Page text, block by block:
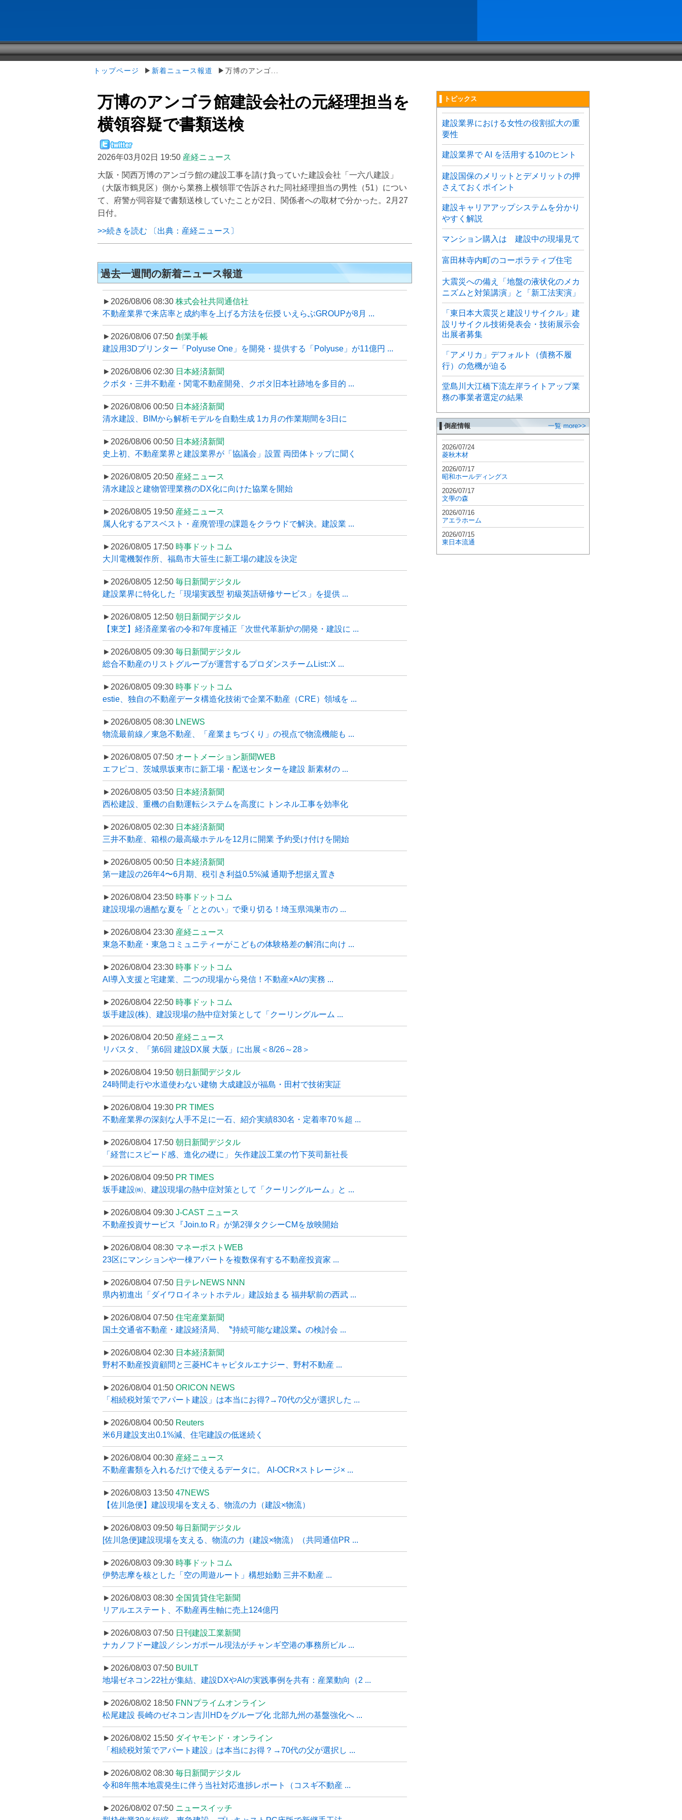
トップページ ▶ 新着ニュース報道 ▶万博のアンゴ...
万博のアンゴラ館建設会社の元経理担当を
横領容疑で書類送検
2026年03月02日 19:50 産経ニュース
大阪・関西万博のアンゴラ館の建設工事を請け負っていた建設会社「一六八建設」
（大阪市鶴見区）側から業務上横領罪で告訴された同社経理担当の男性（51）につい
て、府警が同容疑で書類送検していたことが2日、関係者への取材で分かった。2月27
日付。
>>続きを読む 〔出典：産経ニュース〕
過去一週間の新着ニュース報道
►2026/08/06 08:30 株式会社共同通信社
不動産業界で来店率と成約率を上げる方法を伝授 いえらぶGROUPが8月 ...
►2026/08/06 07:50 創業手帳
建設用3Dプリンター「Polyuse One」を開発・提供する「Polyuse」が11億円 ...
►2026/08/06 02:30 日本経済新聞
クボタ・三井不動産・関電不動産開発、クボタ旧本社跡地を多目的 ...
►2026/08/06 00:50 日本経済新聞
清水建設、BIMから解析モデルを自動生成 1カ月の作業期間を3日に
►2026/08/06 00:50 日本経済新聞
史上初、不動産業界と建設業界が「協議会」設置 両団体トップに聞く
►2026/08/05 20:50 産経ニュース
清水建設と建物管理業務のDX化に向けた協業を開始
►2026/08/05 19:50 産経ニュース
属人化するアスベスト・産廃管理の課題をクラウドで解決。建設業 ...
►2026/08/05 17:50 時事ドットコム
大川電機製作所、福島市大笹生に新工場の建設を決定
►2026/08/05 12:50 毎日新聞デジタル
建設業界に特化した「現場実践型 初級英語研修サービス」を提供 ...
►2026/08/05 12:50 朝日新聞デジタル
【東芝】経済産業省の令和7年度補正「次世代革新炉の開発・建設に ...
►2026/08/05 09:30 毎日新聞デジタル
総合不動産のリストグループが運営するプロダンスチームList::X ...
►2026/08/05 09:30 時事ドットコム
estie、独自の不動産データ構造化技術で企業不動産（CRE）領域を ...
►2026/08/05 08:30 LNEWS
物流最前線／東急不動産、「産業まちづくり」の視点で物流機能も ...
►2026/08/05 07:50 オートメーション新聞WEB
エフピコ、茨城県坂東市に新工場・配送センターを建設 新素材の ...
►2026/08/05 03:50 日本経済新聞
西松建設、重機の自動運転システムを高度に トンネル工事を効率化
►2026/08/05 02:30 日本経済新聞
三井不動産、箱根の最高級ホテルを12月に開業 予約受け付けを開始
►2026/08/05 00:50 日本経済新聞
第一建設の26年4〜6月期、税引き利益0.5%減 通期予想据え置き
►2026/08/04 23:50 時事ドットコム
建設現場の過酷な夏を「ととのい」で乗り切る！埼玉県鴻巣市の ...
►2026/08/04 23:30 産経ニュース
東急不動産・東急コミュニティーがこどもの体験格差の解消に向け ...
►2026/08/04 23:30 時事ドットコム
AI導入支援と宅建業、二つの現場から発信！不動産×AIの実務 ...
►2026/08/04 22:50 時事ドットコム
坂手建設(株)、建設現場の熱中症対策として「クーリングルーム ...
►2026/08/04 20:50 産経ニュース
リバスタ、「第6回 建設DX展 大阪」に出展＜8/26～28＞
►2026/08/04 19:50 朝日新聞デジタル
24時間走行や水道使わない建物 大成建設が福島・田村で技術実証
►2026/08/04 19:30 PR TIMES
不動産業界の深刻な人手不足に一石、紹介実績830名・定着率70％超 ...
►2026/08/04 17:50 朝日新聞デジタル
「経営にスピード感、進化の礎に」 矢作建設工業の竹下英司新社長
►2026/08/04 09:50 PR TIMES
坂手建設㈱、建設現場の熱中症対策として「クーリングルーム」と ...
►2026/08/04 09:30 J-CAST ニュース
不動産投資サービス『Join.to R』が第2弾タクシーCMを放映開始
►2026/08/04 08:30 マネーポストWEB
23区にマンションや一棟アパートを複数保有する不動産投資家 ...
►2026/08/04 07:50 日テレNEWS NNN
県内初進出「ダイワロイネットホテル」建設始まる 福井駅前の西武 ...
►2026/08/04 07:50 住宅産業新聞
国土交通省不動産・建設経済局、〝持続可能な建設業〟の検討会 ...
►2026/08/04 02:30 日本経済新聞
野村不動産投資顧問と三菱HCキャピタルエナジー、野村不動産 ...
►2026/08/04 01:50 ORICON NEWS
「相続税対策でアパート建設」は本当にお得?→70代の父が選択した ...
►2026/08/04 00:50 Reuters
米6月建設支出0.1%減、住宅建設の低迷続く
►2026/08/04 00:30 産経ニュース
不動産書類を入れるだけで使えるデータに。 AI-OCR×ストレージ× ...
►2026/08/03 13:50 47NEWS
【佐川急便】建設現場を支える、物流の力（建設×物流）
►2026/08/03 09:50 毎日新聞デジタル
[佐川急便]建設現場を支える、物流の力（建設×物流）（共同通信PR ...
►2026/08/03 09:30 時事ドットコム
伊勢志摩を核とした「空の周遊ルート」構想始動 三井不動産 ...
►2026/08/03 08:30 全国賃貸住宅新聞
リアルエステート、不動産再生軸に売上124億円
►2026/08/03 07:50 日刊建設工業新聞
ナカノフドー建設／シンガポール現法がチャンギ空港の事務所ビル ...
►2026/08/03 07:50 BUILT
地場ゼネコン22社が集結、建設DXやAIの実践事例を共有：産業動向（2 ...
►2026/08/02 18:50 FNNプライムオンライン
松尾建設 長崎のゼネコン吉川HDをグループ化 北部九州の基盤強化へ ...
►2026/08/02 15:50 ダイヤモンド・オンライン
「相続税対策でアパート建設」は本当にお得？→70代の父が選択し ...
►2026/08/02 08:30 毎日新聞デジタル
令和8年熊本地震発生に伴う当社対応進捗レポート（コスギ不動産 ...
►2026/08/02 07:50 ニュースイッチ
▌トピックス
建設業界における女性の役割拡大の重
要性
建設業界で AI を活用する10のヒント
建設国保のメリットとデメリットの押
さえておくポイント
建設キャリアアップシステムを分かり
やすく解説
マンション購入は 建設中の現場見て
富田林寺内町のコーポラティブ住宅
大震災への備え「地盤の液状化のメカ
ニズムと対策講演」と「新工法実演」
「東日本大震災と建設リサイクル」建
設リサイクル技術発表会・技術展示会
出展者募集
「アメリカ」デフォルト（債務不履
行）の危機が迫る
堂島川大江橋下流左岸ライトアップ業
務の事業者選定の結果
▌倒産情報 一覧 more>>
2026/07/24
菱秋木材
2026/07/17
昭和ホールディングス
2026/07/17
文學の森
2026/07/16
アエラホーム
2026/07/15
東日本流通